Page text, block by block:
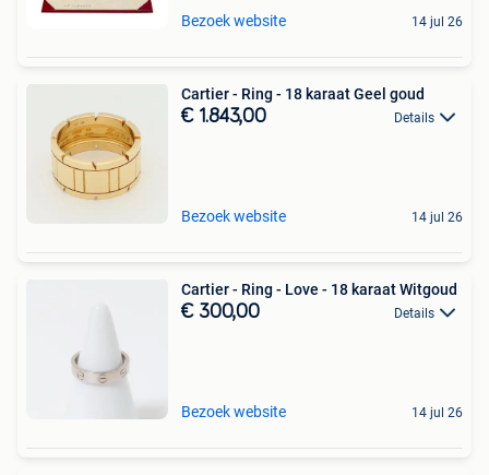
Bezoek website 14 jul 26
Cartier - Ring - 18 karaat Geel goud
€ 1.843,00 Details
Bezoek website 14 jul 26
Cartier - Ring - Love - 18 karaat Witgoud
€ 300,00 Details
Bezoek website 14 jul 26